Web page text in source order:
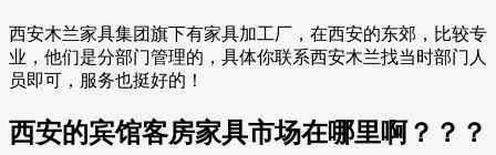
西安木兰家具集团旗下有家具加工厂，在西安的东郊，比较专
业，他们是分部门管理的，具体你联系西安木兰找当时部门人
员即可，服务也挺好的！
西安的宾馆客房家具市场在哪里啊？？？